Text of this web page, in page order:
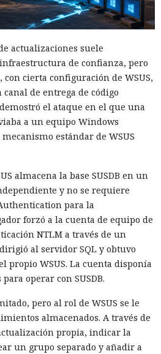
actualizaciones suele
de confianza, pero
con cierta configuración de WSUS,
de entrega de código
el ataque en el que una
a un equipo Windows
estándar de WSUS
almacena la base SUSDB en un
y no se requiere
para la
forzó a la cuenta de equipo de
NTLM a través de un
al servidor SQL y obtuvo
propio WSUS. La cuenta disponía
operar con SUSDB.
pero al rol de WSUS se le
almacenados. A través de
propia, indicar la
un grupo separado y añadir a